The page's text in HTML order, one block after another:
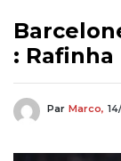
:
Par Marco,